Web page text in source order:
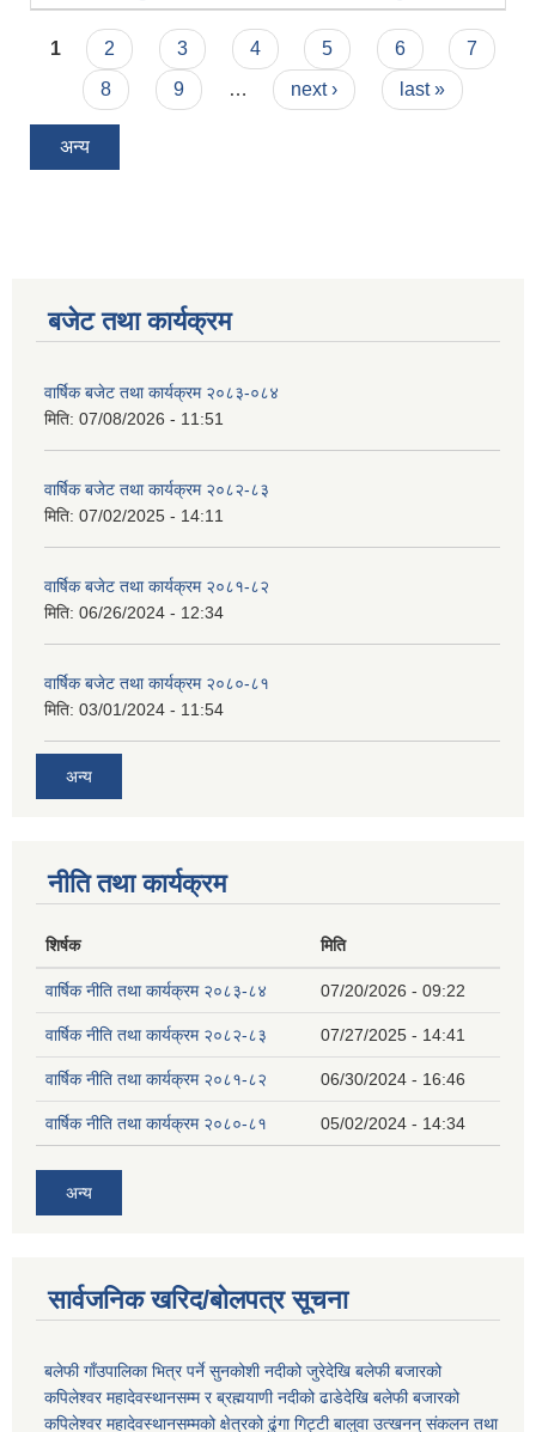
Pages
1 2 3 4 5 6
7
8
9 … next › last »
अन्य
बजेट तथा कार्यक्रम
वार्षिक बजेट तथा कार्यक्रम २०८३-०८४
मिति: 07/08/2026 - 11:51
वार्षिक बजेट तथा कार्यक्रम २०८२-८३
मिति: 07/02/2025 - 14:11
वार्षिक बजेट तथा कार्यक्रम २०८१-८२
मिति: 06/26/2024 - 12:34
वार्षिक बजेट तथा कार्यक्रम २०८०-८१
मिति: 03/01/2024 - 11:54
अन्य
नीति तथा कार्यक्रम
शिर्षक मिति
वार्षिक नीति तथा कार्यक्रम २०८३-८४ 07/20/2026 - 09:22
वार्षिक नीति तथा कार्यक्रम २०८२-८३ 07/27/2025 - 14:41
वार्षिक नीति तथा कार्यक्रम २०८१-८२ 06/30/2024 - 16:46
वार्षिक नीति तथा कार्यक्रम २०८०-८१ 05/02/2024 - 14:34
अन्य
सार्वजनिक खरिद/बोलपत्र सूचना
बलेफी गाँउपालिका भित्र पर्ने सुनकोशी नदीको जुरेदेखि बलेफी बजारको
कपिलेश्वर महादेवस्थानसम्म र ब्रह्मयाणी नदीको ढाडेदेखि बलेफी बजारको
कपिलेश्वर महादेवस्थानसम्मको क्षेत्रको ढुंगा गिट्टी बालुवा उत्खनन् संकलन तथा